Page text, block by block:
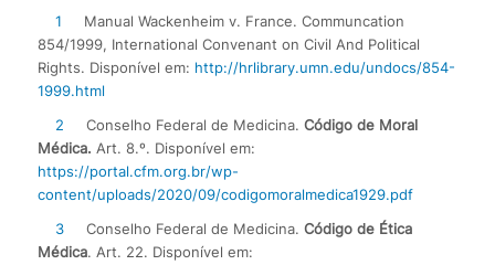
1
Manual Wackenheim v. France. Communcation
854/1999, International Convenant on Civil And Political
Rights. Disponível em: http://hrlibrary.umn.edu/undocs/854-
1999.html
2
Conselho Federal de Medicina. Código de Moral
Médica. Art. 8.º. Disponível em:
https://portal.cfm.org.br/wp-
content/uploads/2020/09/codigomoralmedica1929.pdf
3
Conselho Federal de Medicina. Código de Ética
Médica. Art. 22. Disponível em: